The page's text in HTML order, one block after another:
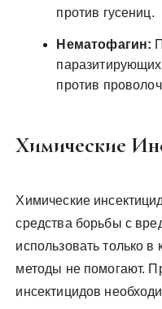
против гусениц.
Нематофагин:
против
Химические
Химические
средства борьбы с
использовать только в
методы не помогают.
инсектицидов